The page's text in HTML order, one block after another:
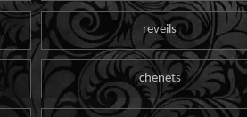
reveils
chenets